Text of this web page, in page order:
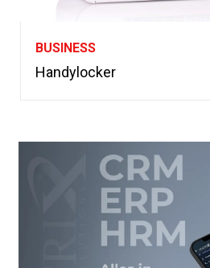
BUSINESS
Handylocker